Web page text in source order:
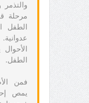
مرحلة
الطفل
الطفل.
فمن
يمص